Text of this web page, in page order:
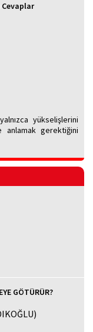
Cevaplar
yükselişlerini
anlamak gerektiğini
GÖTÜRÜR?